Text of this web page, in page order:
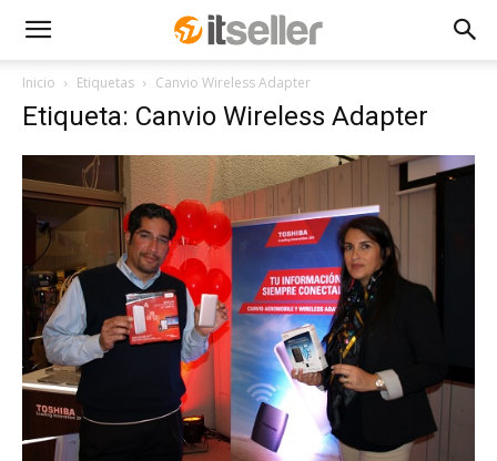
Inicio Etiquetas Canvio Wireless Adapter
Etiqueta: Canvio Wireless Adapter